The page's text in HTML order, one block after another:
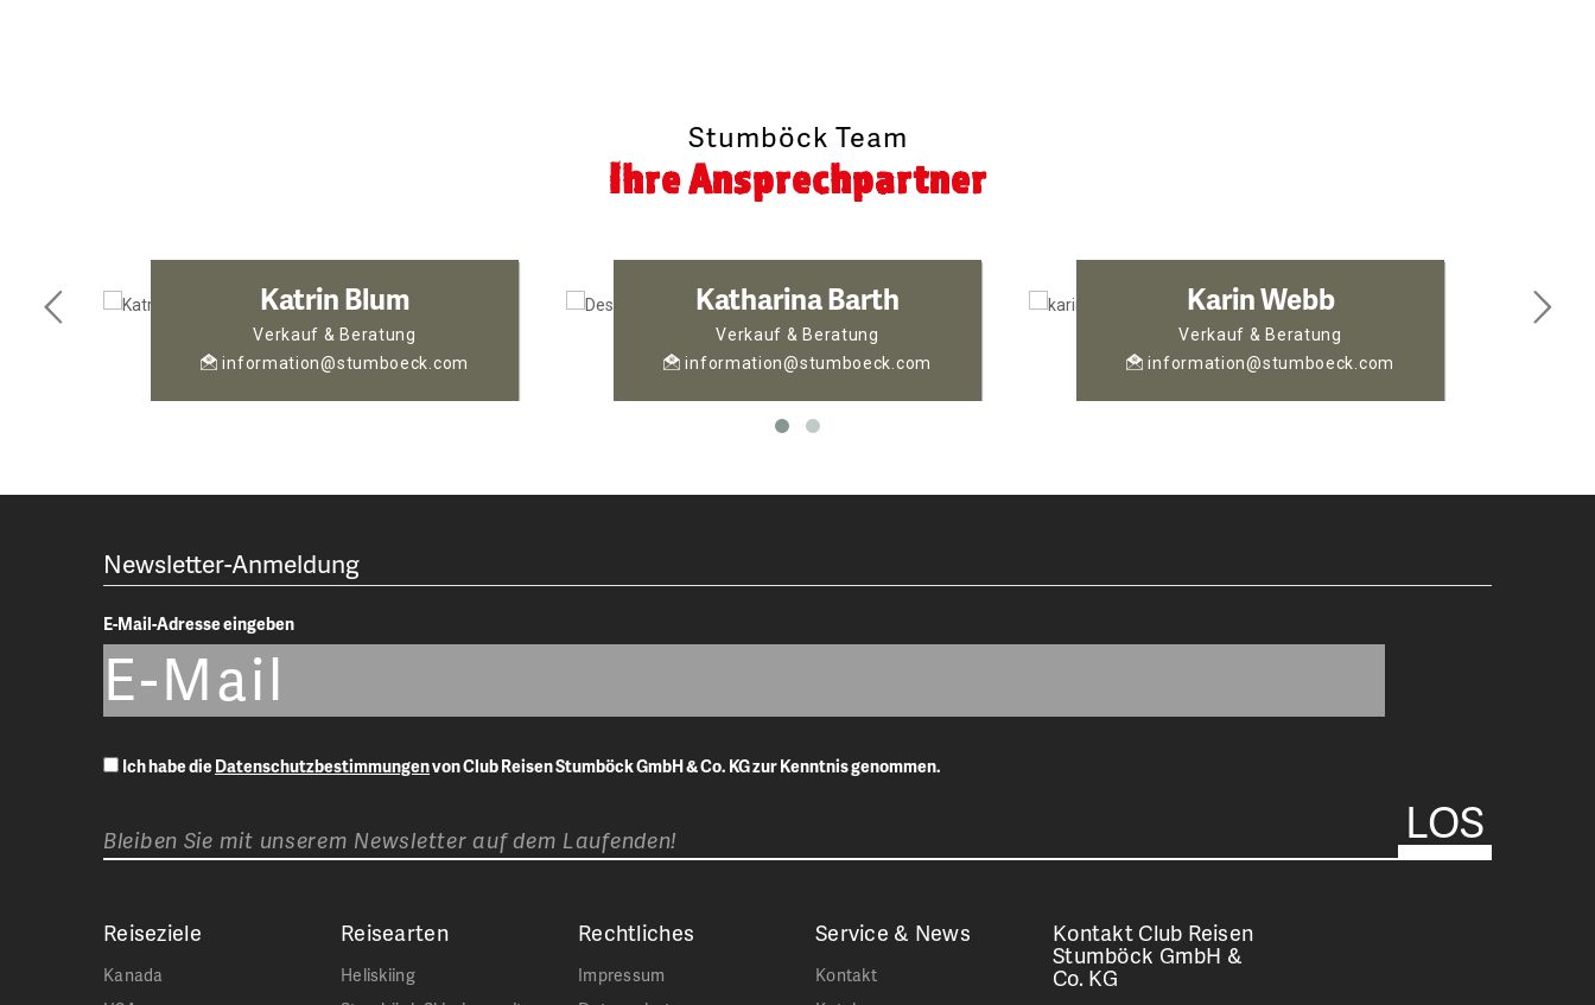
Stumböck Team
Ihre Ansprechpartner
Katrin Blum
Verkauf & Beratung
information@stumboeck.com
Katharina Barth
Verkauf & Beratung
information@stumboeck.com
Karin Webb
Verkauf & Beratung
information@stumboeck.com
Newsletter-Anmeldung
E-Mail-Adresse eingeben
Ich habe dieDatenschutzbestimmungenvon Club Reisen Stumböck GmbH & Co. KG zur Kenntnis genommen.
Bleiben Sie mit unserem Newsletter auf dem Laufenden!
Reiseziele
Kanada
Reisearten
Heliskiing
Rechtliches
Impressum
Service & News
Kontakt
Kontakt Club Reisen
Stumböck GmbH &
Co. KG